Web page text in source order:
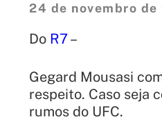
24 de novembro de
Do R7 –
Gegard Mousasi
respeito. Caso seja
rumos do UFC.